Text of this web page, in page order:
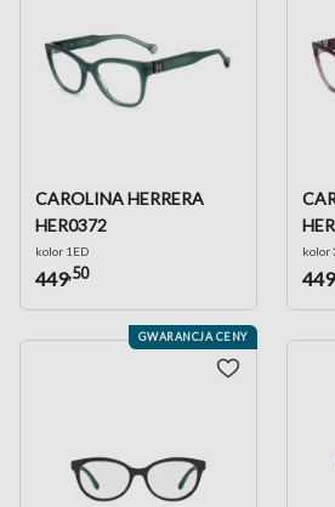
CAROLINA HERRERA
HER0372
kolor 1ED
449,50
kolor
449
GWARANCJA CENY